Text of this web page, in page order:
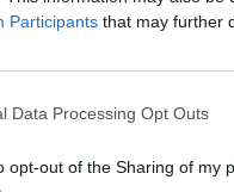
Participants that may further
Data Processing Opt Outs
opt-out of the Sharing of my
que comencen
amigues.
amb la parella o que
quan em diuen que
quan érem petits,